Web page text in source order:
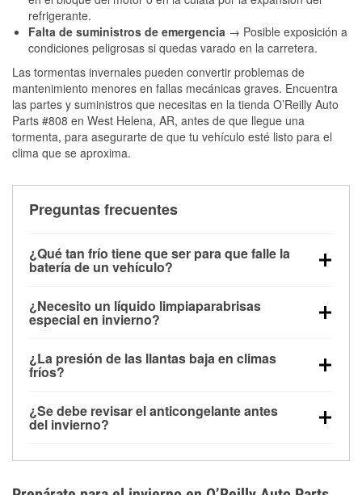
refrigerante.
Falta de suministros de emergencia → Posible exposición a
condiciones peligrosas si quedas varado en la carretera.
Las tormentas invernales pueden convertir problemas de
mantenimiento menores en fallas mecánicas graves. Encuentra
las partes y suministros que necesitas en la tienda O’Reilly Auto
Parts #808 en West Helena, AR, antes de que llegue una
tormenta, para asegurarte de que tu vehículo esté listo para el
clima que se aproxima.
Preguntas frecuentes
¿Qué tan frío tiene que ser para que falle la
batería de un vehículo?
debajo de los 32 °F y puede perder hasta la mitad de
su potencia de arranque cerca de los 0 °F, lo que
arranque.
¿Necesito un líquido limpiaparabrisas
especial en invierno?
la congelación y ayuda a disolver la sal y la nieve
derretida en la carretera para mejorar la visibilidad.
¿La presión de las llantas baja en climas
fríos?
alrededor de 1 PSI por cada 10 °F que baja la
temperatura. Puedes obtener más información sobre
¿Se debe revisar el anticongelante antes
del invierno?
el sobrecalentamiento en condiciones de frío